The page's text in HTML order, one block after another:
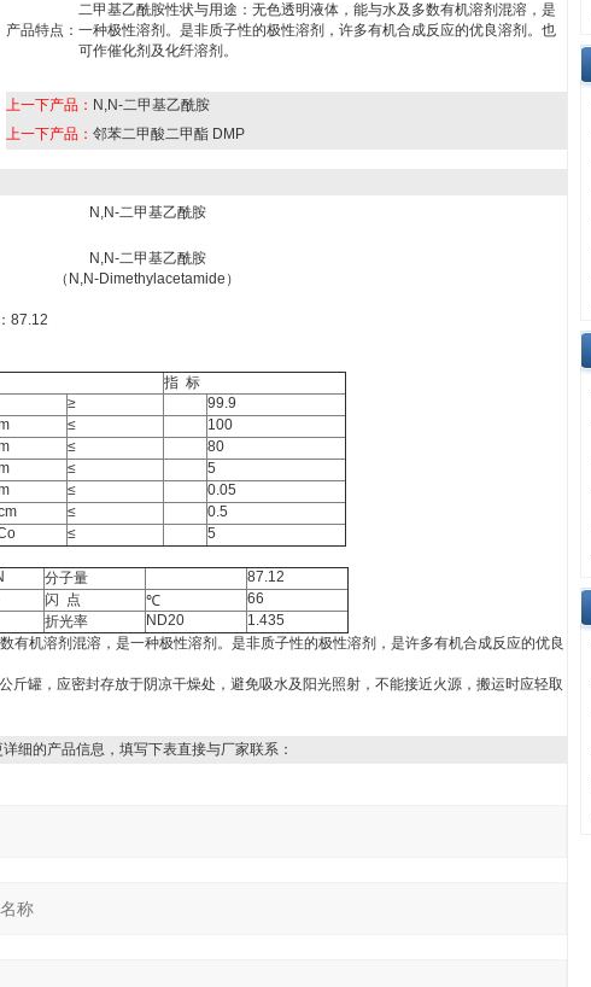
产品特点：
二甲基乙酰胺性状与用途：无色透明液体，能与水及多数有机溶剂混溶，是
一种极性溶剂。是非质子性的极性溶剂，许多有机合成反应的优良溶剂。也
可作催化剂及化纤溶剂。
上一下产品： N,N-二甲基乙酰胺
上一下产品： 邻苯二甲酸二甲酯 DMP
N,N-二甲基乙酰胺
N,N-二甲基乙酰胺
（ N,N-Dimethylacetamide ）
87.12
指 标
≥
99.9
≤
100
≤
80
≤
5
≤
0.05
≤
0.5
≤
5
分子量
87.12
闪 点 ℃
66
折光率 ND20
1.435
有机溶剂混溶，是一种极性溶剂。是非质子性的极性溶剂，是许多有机合成反应的优良
斤罐，应密封存放于阴凉干燥处，避免吸水及阳光照射，不能接近火源，搬运时应轻取
细的产品信息，填写下表直接与厂家联系：